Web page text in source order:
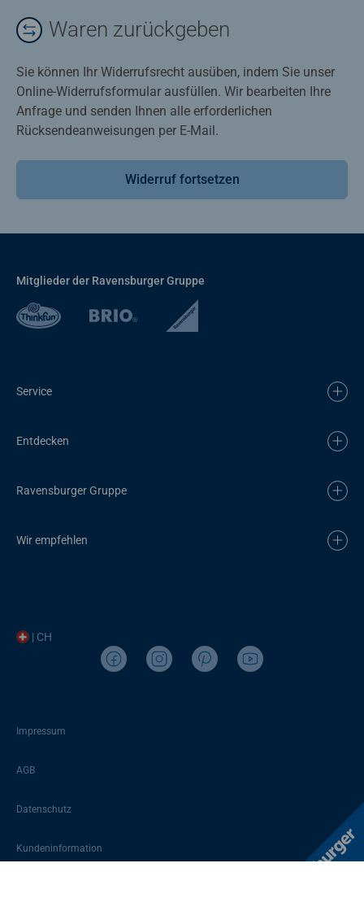
Waren zurückgeben
Sie können Ihr Widerrufsrecht ausüben, indem Sie unser
Online-Widerrufsformular ausfüllen. Wir bearbeiten Ihre
Anfrage und senden Ihnen alle erforderlichen
Rücksendeanweisungen per E-Mail.
Widerruf fortsetzen
Mitglieder der Ravensburger Gruppe
Service
Entdecken
Ravensburger Gruppe
Wir empfehlen
| CH
Impressum
AGB
Datenschutz
Kundeninformation